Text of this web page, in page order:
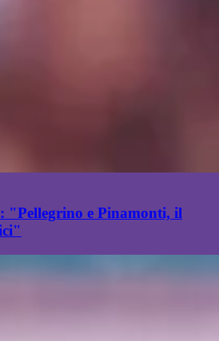
"Pellegrino e Pinamonti, il